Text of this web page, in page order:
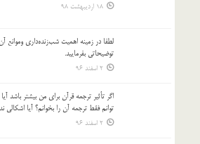
18 اردیبهشت 98
لطفا در زمينه اهميت شب‌زنده‌داري وموانع
توضيحاتي بفرماييد.
2 اسفند 96
اگر تأثير ترجمه قرآن براي من بيشتر باشد
توانم فقط ترجمه آن را بخوانم؟ آيا اشكالي
2 اسفند 96